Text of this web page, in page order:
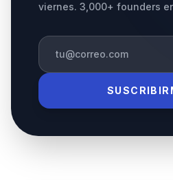
viernes. 3,000+ founders